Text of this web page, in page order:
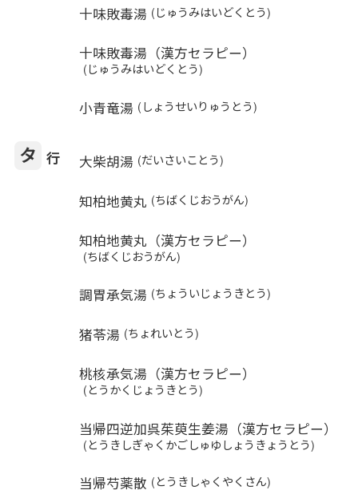
十味敗毒湯 (じゅうみはいどくとう)
十味敗毒湯（漢方セラピー）
(じゅうみはいどくとう)
小青竜湯 (しょうせいりゅうとう)
タ 行 大柴胡湯 (だいさいことう)
知柏地黄丸 (ちばくじおうがん)
知柏地黄丸（漢方セラピー）
(ちばくじおうがん)
調胃承気湯 (ちょういじょうきとう)
猪苓湯 (ちょれいとう)
桃核承気湯（漢方セラピー）
(とうかくじょうきとう)
当帰四逆加呉茱萸生姜湯（漢方セラピー）
(とうきしぎゃくかごしゅゆしょうきょうとう)
当帰芍薬散 (とうきしゃくやくさん)